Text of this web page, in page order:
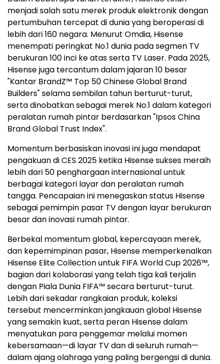
menjadi salah satu merek produk elektronik dengan
pertumbuhan tercepat di dunia yang beroperasi di
lebih dari 160 negara. Menurut Omdia, Hisense
menempati peringkat No.1 dunia pada segmen TV
berukuran 100 inci ke atas serta TV Laser. Pada 2025,
Hisense juga tercantum dalam jajaran 10 besar
"Kantar BrandZ™ Top 50 Chinese Global Brand
Builders" selama sembilan tahun berturut-turut,
serta dinobatkan sebagai merek No.1 dalam kategori
peralatan rumah pintar berdasarkan "Ipsos China
Brand Global Trust Index".
Momentum berbasiskan inovasi ini juga mendapat
pengakuan di CES 2025 ketika Hisense sukses meraih
lebih dari 50 penghargaan internasional untuk
berbagai kategori layar dan peralatan rumah
tangga. Pencapaian ini menegaskan status Hisense
sebagai pemimpin pasar TV dengan layar berukuran
besar dan inovasi rumah pintar.
Berbekal momentum global, kepercayaan merek,
dan kepemimpinan pasar, Hisense memperkenalkan
Hisense Elite Collection untuk FIFA World Cup 2026™,
bagian dari kolaborasi yang telah tiga kali terjalin
dengan Piala Dunia FIFA™ secara berturut-turut.
Lebih dari sekadar rangkaian produk, koleksi
tersebut mencerminkan jangkauan global Hisense
yang semakin kuat, serta peran Hisense dalam
menyatukan para penggemar melalui momen
kebersamaan—di layar TV dan di seluruh rumah—
dalam ajang olahraga yang paling bergengsi di dunia.